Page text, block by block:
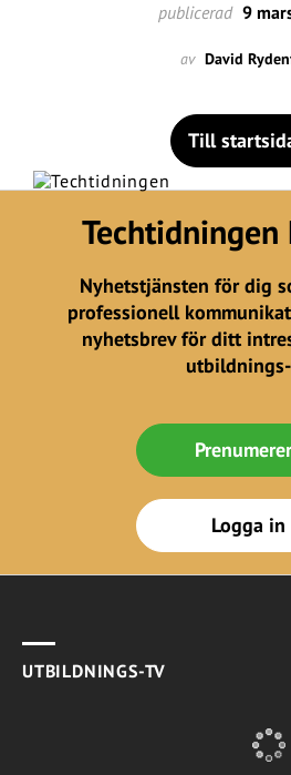
publicerad 9
av David
Till
Techtidningen
Nyhetstjänsten för dig
professionell
nyhetsbrev för ditt
Logga in
UTBILDNINGS-TV